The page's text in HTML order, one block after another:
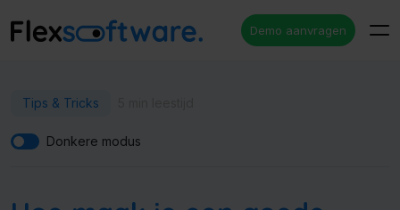
Demo aanvragen
Tips & Tricks
Donkere modus